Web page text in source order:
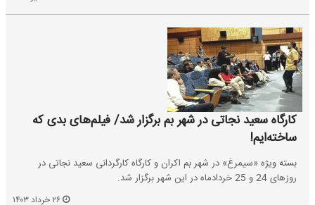
کارگاه‌ سعید نجاتی در شهر بم برگزار شد/ فیلم‌های بدی که
ساخته‌ایم!
بسته ویژه «سیمرغ» در شهر بم اکران و کارگاه کارگردانی سعید نجاتی در
روزهای 24 و 25 خردادماه در این شهر برگزار شد.